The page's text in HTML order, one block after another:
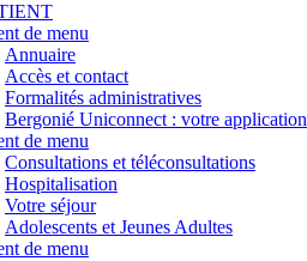
de menu
Annuaire
Accès et contact
Formalités administratives
Bergonié Uniconnect : votre application
de menu
Consultations et téléconsultations
Hospitalisation
Votre séjour
Adolescents et Jeunes Adultes
de menu